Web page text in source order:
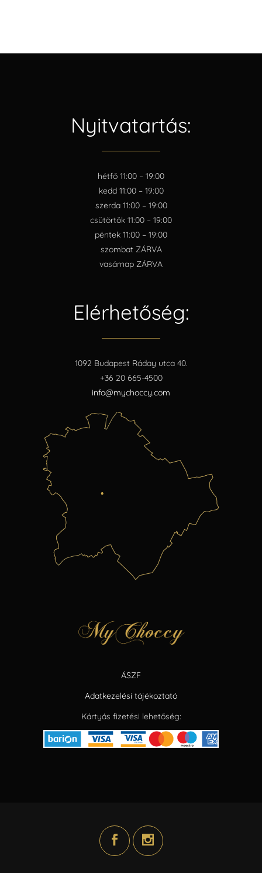
Nyitvatartás:
hétfő 11:00 – 19:00
kedd 11:00 – 19:00
szerda 11:00 – 19:00
csütörtök 11:00 – 19:00
péntek 11:00 – 19:00
szombat ZÁRVA
vasárnap ZÁRVA
Elérhetőség:
1092 Budapest Ráday utca 40.
+36 20 665-4500
info@mychoccy.com
ÁSZF
Adatkezelési tájékoztató
Kártyás fizetési lehetőség: